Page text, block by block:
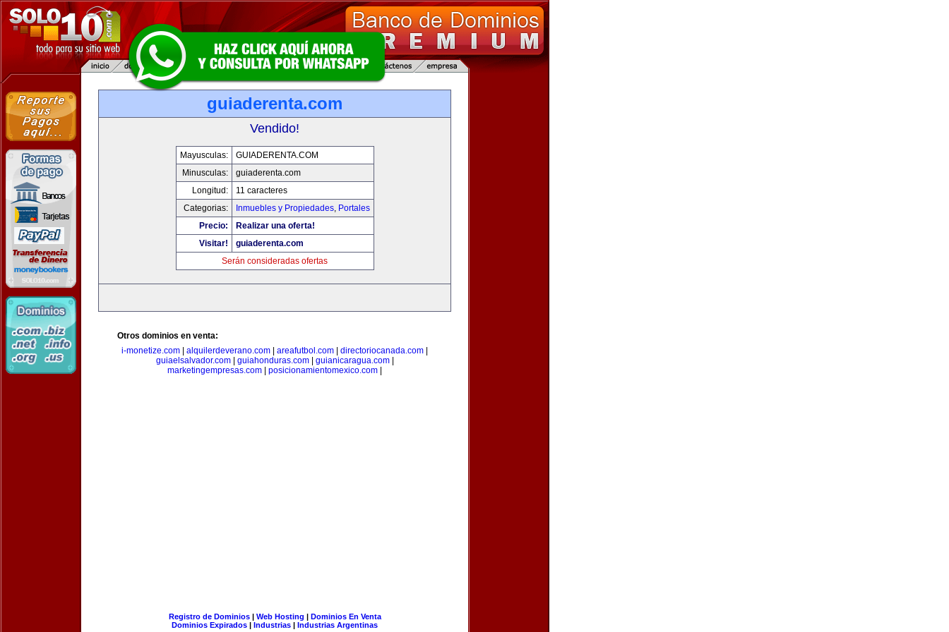
guiaderenta.com
Vendido!
Mayusculas:
GUIADERENTA.COM
Minusculas:
guiaderenta.com
Longitud:
11 caracteres
Categorias:
Inmuebles y Propiedades, Portales
Precio:
Realizar una oferta!
Visitar!
guiaderenta.com
Serán consideradas ofertas
Otros dominios en venta:
i-monetize.com
alquilerdeverano.com areafutbol.com directoriocanada.com
guiaelsalvador.com| guiahonduras.com| guianicaragua.com|
marketingempresas.com
posicionamientomexico.com
Registro de Dominios| Web Hosting | Dominios En Venta
Dominios Expirados | Industrias | Industrias Argentinas